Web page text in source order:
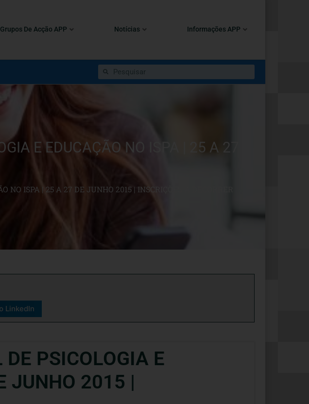
Grupos De Acção APP Notícias Informações APP
E EDUCAÇÃO NO ISPA | 25 A 27
NO ISPA | 25 A 27 DE JUNHO 2015 | INSCRIÇÕES A DECORRER
LinkedIn
PSICOLOGIA E
JUNHO 2015 |